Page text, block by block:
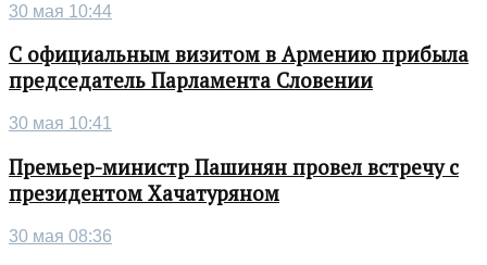
30 мая 10:44
С официальным визитом в Армению прибыла
председатель Парламента Словении
30 мая 10:41
Премьер-министр Пашинян провел встречу с
президентом Хачатуряном
30 мая 08:36